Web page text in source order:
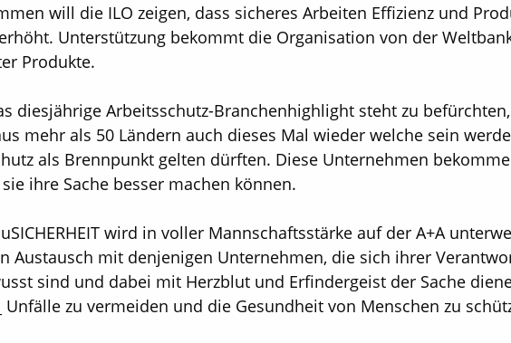
will die ILO zeigen, dass sicheres Arbeiten Effizienz und
Unterstützung bekommt die Organisation von der
Produkte.
diesjährige Arbeitsschutz-Branchenhighlight steht zu
mehr als 50 Ländern auch dieses Mal wieder welche sein
als Brennpunkt gelten dürften. Diese Unternehmen
ihre Sache besser machen können.
wird in voller Mannschaftsstärke auf der A+A
Austausch mit denjenigen Unternehmen, die sich ihrer
sind und dabei mit Herzblut und Erfindergeist der Sache
Unfälle zu vermeiden und die Gesundheit von Menschen zu